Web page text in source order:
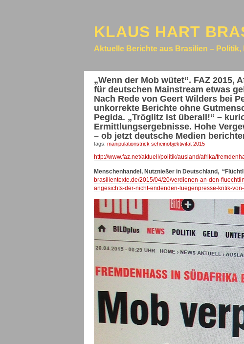
KLAUS HART
Aktuelle Berichte aus Brasilien –
„Wenn der Mob wütet“. FAZ 2015,
für deutschen Mainstream etwas
Nach Rede von Geert Wilders bei
unkorrekte Berichte ohne
Pegida. „Tröglitz ist überall!“ –
Ermittlungsergebnisse. Hohe
– ob jetzt deutsche Medien
tags: manipulationstrick scheinobjektivität 2015
http://www.faz.net/aktuell/politik/ausland/afrika/
Menschenhandel, Nutznießer in Deutschland,
brasilientexte.de/2015/04/20/verdienen-an-den-
angesichts-der-nicht-endenden-luegenpresse-kritik-